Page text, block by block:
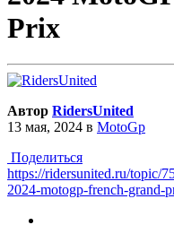
Prix
Автор RidersUnited
13 мая, 2024 в MotoGp
Поделиться
https://ridersunited.ru/topic/
2024-motogp-french-grand-